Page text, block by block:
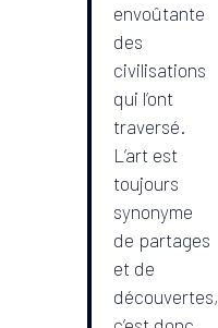
envoûtante
des
civilisations
qui l’ont
traversé.
L’art est
toujours
synonyme
de partages
et de
découvertes,